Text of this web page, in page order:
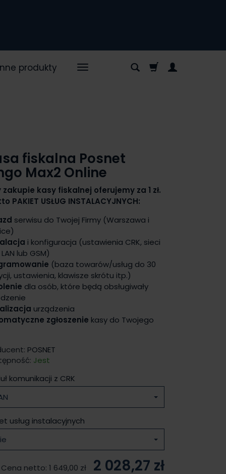
produkty
fiskalna Posnet
Max2 Online
zakupie kasy fiskalnej oferujemy za 1 zł.
PAKIET USŁUG INSTALACYJNYCH:
serwisu do Twojej Firmy (Warszawa i
i konfiguracja (ustawienia CRK, sieci
lub GSM)
(baza towarów/usług do 30
ustawienia, klawisze skrótu itp.)
dla osób, które będą obsługiwały
urządzenia
zgłoszenie kasy do Twojego
POSNET
Jest
komunikacji z CRK
usług instalacyjnych
Cena netto: 1 649,00 zł 2 028,27 zł